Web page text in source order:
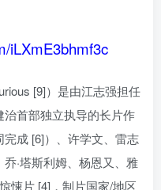
iLXmE3bhmf3c
[9]）是由江志强担任
首部独立执导的长片作
成 [6]）、许学文、雷志
·塔斯利姆、杨恩又、雅
悚片 [4]，制片国家/地区